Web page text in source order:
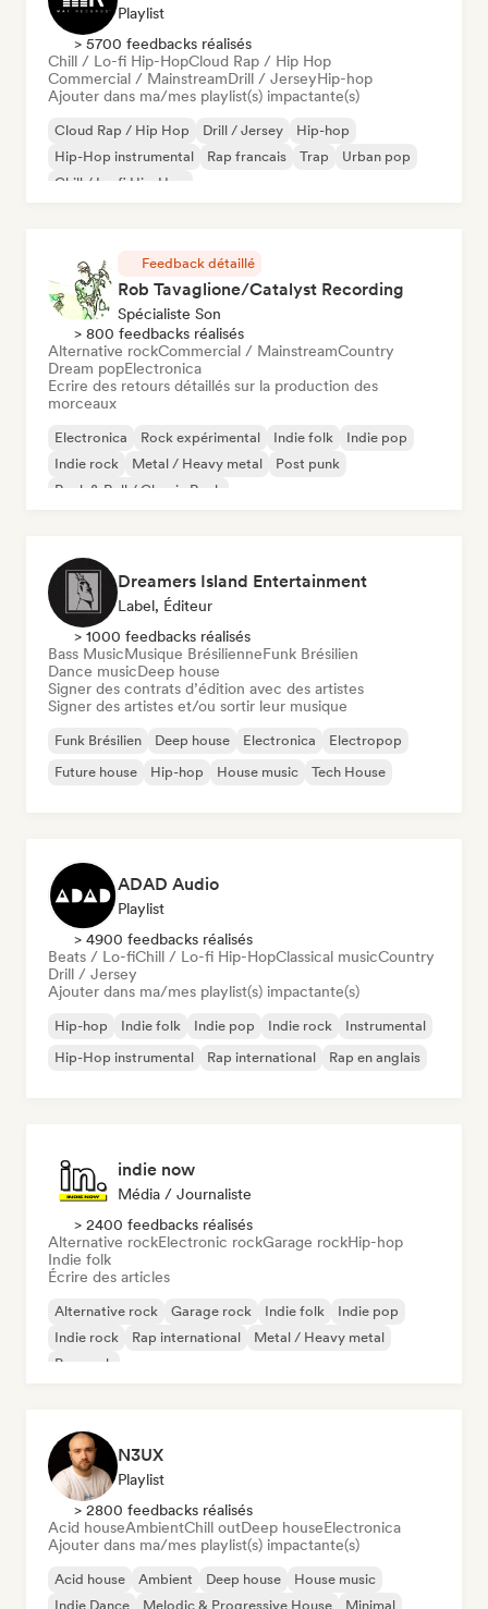
Playlist
> 5700 feedbacks réalisés
Chill / Lo-fi Hip-HopCloud Rap / Hip Hop
Commercial / MainstreamDrill / JerseyHip-hop
Ajouter dans ma/mes playlist(s) impactante(s)
Cloud Rap / Hip Hop Drill / Jersey
Hip-hop
Hip-Hop instrumental
Rap francais Trap
Urban pop
Chill / Lo-fi Hip-Hop
Feedback détaillé
Rob Tavaglione/Catalyst Recording
Spécialiste Son
> 800 feedbacks réalisés
Alternative rockCommercial / MainstreamCountry
Dream popElectronica
Ecrire des retours détaillés sur la production des
morceaux
Electronica Rock expérimental Indie folk
Indie pop
Indie rock
Metal / Heavy metal
Post punk
Rock & Roll / Classic Rock
Dreamers Island Entertainment
Label, Éditeur
> 1000 feedbacks réalisés
Bass MusicMusique BrésilienneFunk Brésilien
Dance musicDeep house
Signer des contrats d’édition avec des artistes
Signer des artistes et/ou sortir leur musique
Funk Brésilien Deep house Electronica
Electropop
Future house
Hip-hop House music Tech House
ADAD Audio
Playlist
> 4900 feedbacks réalisés
Beats / Lo-fiChill / Lo-fi Hip-HopClassical musicCountry
Drill / Jersey
Ajouter dans ma/mes playlist(s) impactante(s)
Hip-hop Indie folk Indie pop Indie rock
Instrumental
Hip-Hop instrumental
Rap international Rap en anglais
indie now
Média / Journaliste
> 2400 feedbacks réalisés
Alternative rockElectronic rockGarage rockHip-hop
Indie folk
Écrire des articles
Alternative rock Garage rock Indie folk
Indie pop
Indie rock
Rap international
Metal / Heavy metal
Pop rock
N3UX
Playlist
> 2800 feedbacks réalisés
Acid houseAmbientChill outDeep houseElectronica
Ajouter dans ma/mes playlist(s) impactante(s)
Acid house Ambient Deep house
House music
Indie Dance
Melodic & Progressive House Minimal